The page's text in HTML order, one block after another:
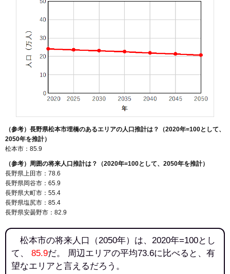
（参考）長野県松本市埋橋のあるエリアの人口推計は？（2020年=100として、
2050年を推計）
松本市：85.9
（参考）周囲の将来人口推計は？（2020年=100として、2050年を推計）
長野県上田市：78.6
長野県岡谷市：65.9
長野県大町市：55.4
長野県塩尻市：85.4
長野県安曇野市：82.9
松本市の将来人口（2050年）は、2020年=100とし
て、 85.9だ。 周辺エリアの平均73.6に比べると、有
望なエリアと言えるだろう。